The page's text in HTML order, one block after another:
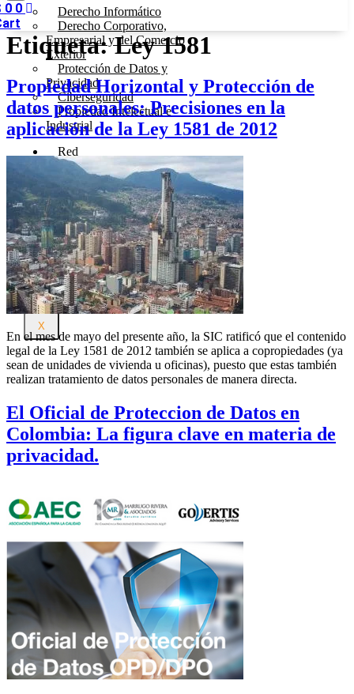
Derecho Informático
Derecho Corporativo,
Empresarial y del Comercio
Exterior
Protección de Datos y
Privacidad
Ciberseguridad
Propiedad Intelectual e
Industrial
Red
Futurlex
Recursos
Blog
Prensa
Contacto
X
0 0
Etiqueta:Ley 1581
Propiedad Horizontal y Protección de
datos personales: Precisiones en la
aplicación de la Ley 1581 de 2012
En el mes de mayo del presente año, la SIC ratificó que el contenido
legal de la Ley 1581 de 2012 también se aplica a copropiedades (ya
sean de unidades de vivienda u oficinas), puesto que estas también
realizan tratamiento de datos personales de manera directa.
El Oficial de Proteccion de Datos en
Colombia: La figura clave en materia de
privacidad.